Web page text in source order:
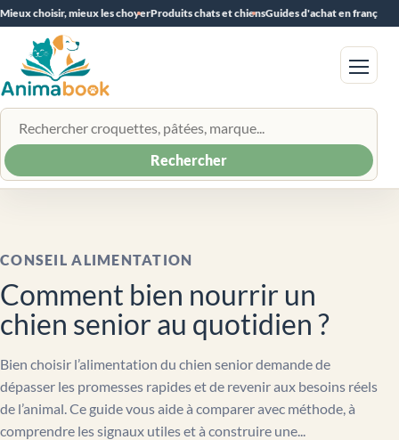
Mieux choisir, mieux les choyerProduits chats et chiensGuides d'achat en français
Rechercher un produit
Rechercher
Menu
CONSEIL ALIMENTATION
Comment bien nourrir un
chien senior au quotidien ?
Bien choisir l’alimentation du chien senior demande de
dépasser les promesses rapides et de revenir aux besoins réels
de l’animal. Ce guide vous aide à comparer avec méthode, à
comprendre les signaux utiles et à construire une...